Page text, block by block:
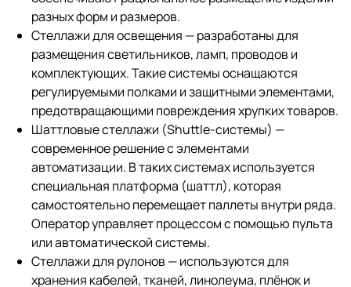
разных форм и размеров.
Стеллажи для освещения — разработаны для
размещения светильников, ламп, проводов и
комплектующих. Такие системы оснащаются
регулируемыми полками и защитными элементами,
предотвращающими повреждения хрупких товаров.
Шаттловые стеллажи (Shuttle-системы) —
современное решение с элементами
автоматизации. В таких системах используется
специальная платформа (шаттл), которая
самостоятельно перемещает паллеты внутри ряда.
Оператор управляет процессом с помощью пульта
или автоматической системы.
Стеллажи для рулонов — используются для
хранения кабелей, тканей, линолеума, плёнок и